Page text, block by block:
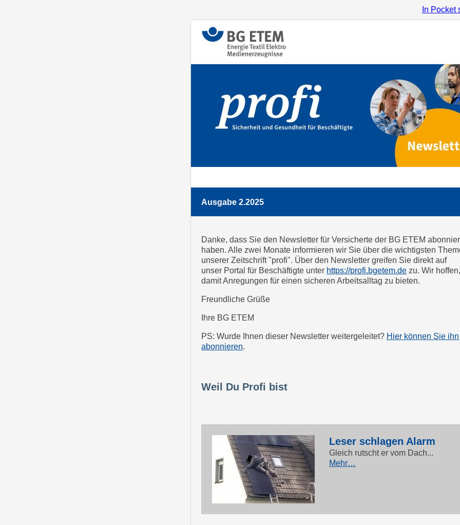
In Pocket
Ausgabe 2.2025
Danke, dass Sie den Newsletter für Versicherte der BG ETEM
haben. Alle zwei Monate informieren wir Sie über die wichtigsten
unserer Zeitschrift "profi". Über den Newsletter greifen Sie direkt auf
unser Portal für Beschäftigte unter https://profi.bgetem.de zu. Wir
damit Anregungen für einen sicheren Arbeitsalltag zu bieten.
Freundliche Grüße
Ihre BG ETEM
PS: Wurde Ihnen dieser Newsletter weitergeleitet? Hier können Sie ihn
abonnieren.
Weil Du Profi bist
Leser schlagen Alarm
Gleich rutscht er vom Dach...
Mehr…